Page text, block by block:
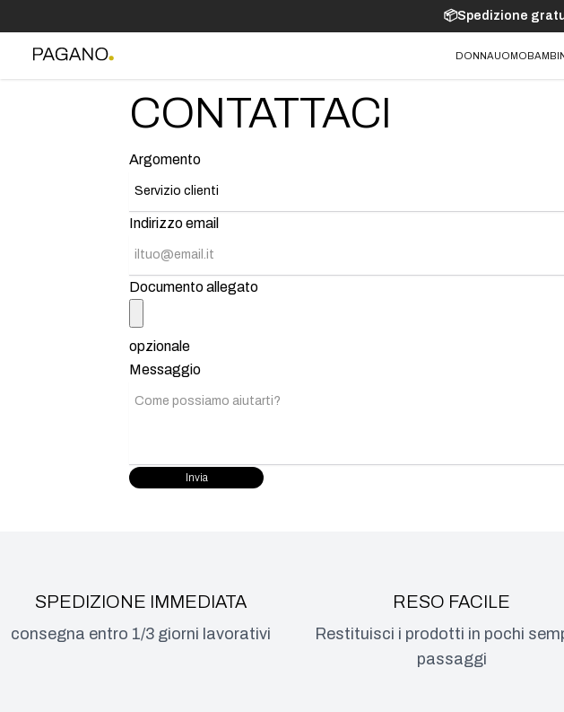
📦Spedizione
DONNAUOMO
CONTATTACI
Argomento
Indirizzo email
Documento allegato
opzionale
Messaggio
SPEDIZIONE IMMEDIATA
consegna entro 1/3 giorni lavorativi
RESO FACILE
Restituisci i prodotti in pochi
passaggi